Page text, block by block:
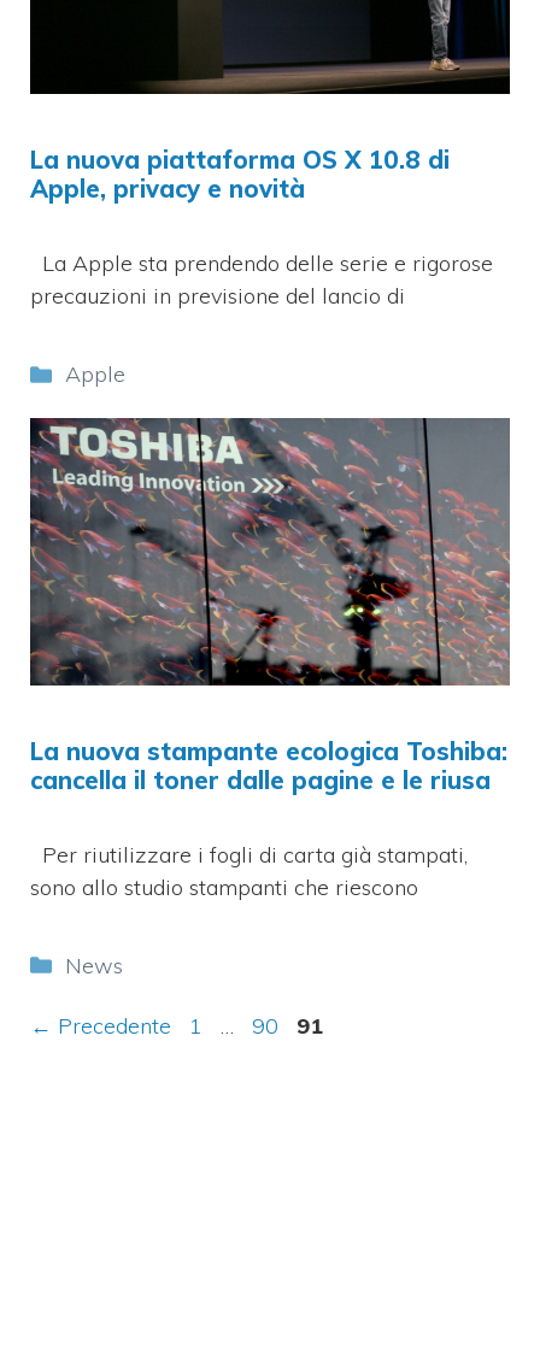
La nuova piattaforma OS X 10.8 di
Apple, privacy e novità
La Apple sta prendendo delle serie e rigorose
precauzioni in previsione del lancio di
Categorie
Apple
La nuova stampante ecologica Toshiba:
cancella il toner dalle pagine e le riusa
Per riutilizzare i fogli di carta già stampati,
sono allo studio stampanti che riescono
Categorie
News
← Precedente Pagina
1 Pagina
90 Pagina
91